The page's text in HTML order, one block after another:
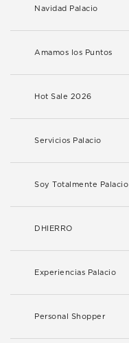
Navidad Palacio
Amamos los Puntos
Hot Sale 2026
Servicios Palacio
Soy Totalmente Palacio
DHIERRO
Experiencias Palacio
Personal Shopper